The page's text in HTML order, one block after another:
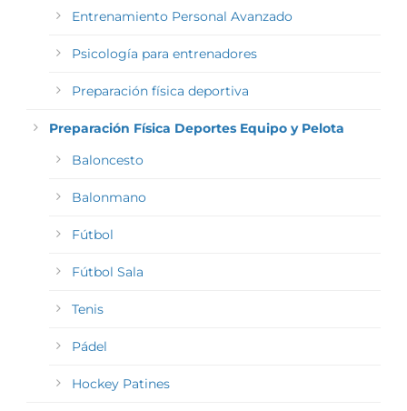
Entrenamiento Personal Avanzado
Psicología para entrenadores
Preparación física deportiva
Preparación Física Deportes Equipo y Pelota
Baloncesto
Balonmano
Fútbol
Fútbol Sala
Tenis
Pádel
Hockey Patines